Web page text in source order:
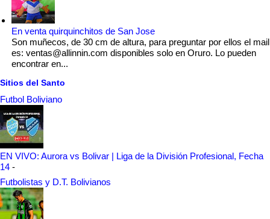
En venta quirquinchitos de San Jose
Son muñecos, de 30 cm de altura, para preguntar por ellos el mail
es: ventas@allinnin.com disponibles solo en Oruro. Lo pueden
encontrar en...
Sitios del Santo
Futbol Boliviano
EN VIVO: Aurora vs Bolivar | Liga de la División Profesional, Fecha
14 -
Futbolistas y D.T. Bolivianos